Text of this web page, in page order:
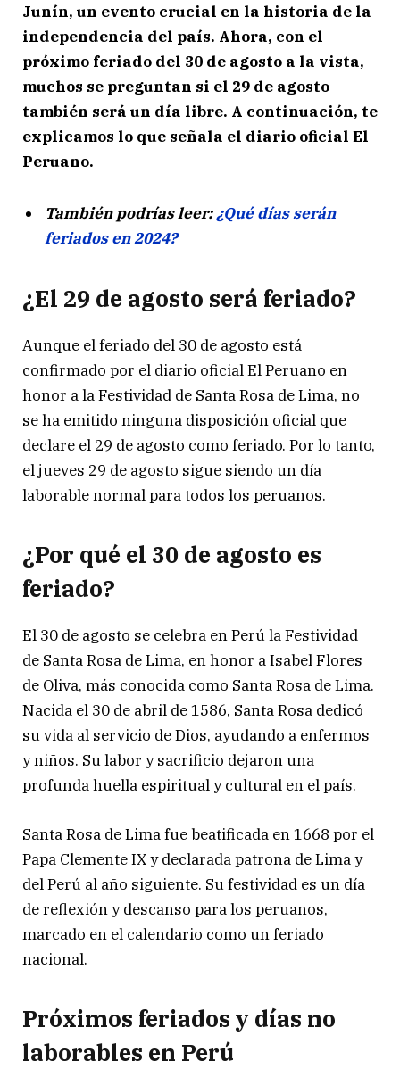
Junín, un evento crucial en la historia de la
independencia del país. Ahora, con el
próximo feriado del 30 de agosto a la vista,
muchos se preguntan si el 29 de agosto
también será un día libre. A continuación, te
explicamos lo que señala el diario oficial El
Peruano.
También podrías leer:¿Qué días serán
feriados en 2024?
¿El 29 de agosto será feriado?
Aunque el feriado del 30 de agosto está
confirmado por el diario oficial El Peruano en
honor a la Festividad de Santa Rosa de Lima, no
se ha emitido ninguna disposición oficial que
declare el 29 de agosto como feriado. Por lo tanto,
el jueves 29 de agosto sigue siendo un día
laborable normal para todos los peruanos.
¿Por qué el 30 de agosto es
feriado?
El 30 de agosto se celebra en Perú la Festividad
de Santa Rosa de Lima, en honor a Isabel Flores
de Oliva, más conocida como Santa Rosa de Lima.
Nacida el 30 de abril de 1586, Santa Rosa dedicó
su vida al servicio de Dios, ayudando a enfermos
y niños. Su labor y sacrificio dejaron una
profunda huella espiritual y cultural en el país.
Santa Rosa de Lima fue beatificada en 1668 por el
Papa Clemente IX y declarada patrona de Lima y
del Perú al año siguiente. Su festividad es un día
de reflexión y descanso para los peruanos,
marcado en el calendario como un feriado
nacional.
Próximos feriados y días no
laborables en Perú